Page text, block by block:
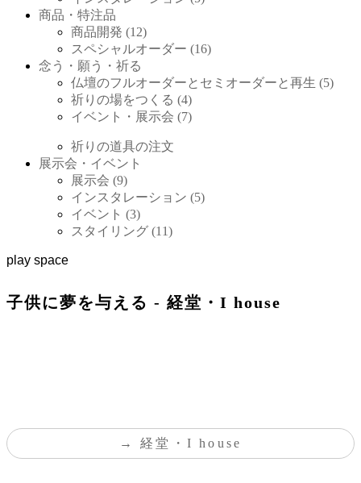
商品・特注品
商品開発 (12)
スペシャルオーダー (16)
念う・願う・祈る
仏壇のフルオーダーとセミオーダーと再生 (5)
祈りの場をつくる (4)
イベント・展示会 (7)
祈りの道具の注文
展示会・イベント
展示会 (9)
インスタレーション (5)
イベント (3)
スタイリング (11)
play space
子供に夢を与える - 経堂・I house
経堂・I house